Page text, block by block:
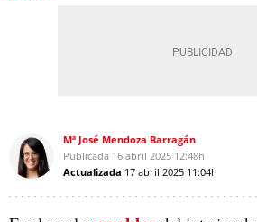
Mª José Mendoza Barragán
Publicada 16 abril 2025 12:48h
Actualizada 17 abril 2025 11:04h